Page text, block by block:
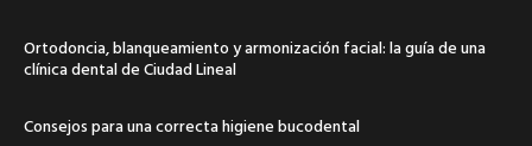
Ortodoncia, blanqueamiento y armonización facial: la guía de una
clínica dental de Ciudad Lineal
Consejos para una correcta higiene bucodental